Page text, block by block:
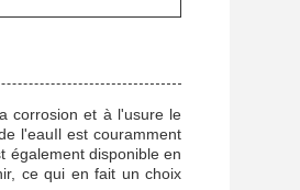
corrosion et à l'usure le
l'eauIl est couramment
également disponible en
ce qui en fait un choix